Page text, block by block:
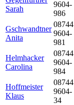
Sarah
9604-
986
Gschwandtner
Anita
08744
9604-
981
Helmhacker
Carolina
08744
9604-
984
Hoffmeister
Klaus
08744
9604-
34